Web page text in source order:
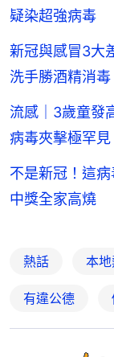
疑染超強病毒
新冠與感冒3
洗手勝酒精消毒
流感｜3歲童發
病毒夾擊極罕見
不是新冠！這
中獎全家高燒
熱話 本
有違公德